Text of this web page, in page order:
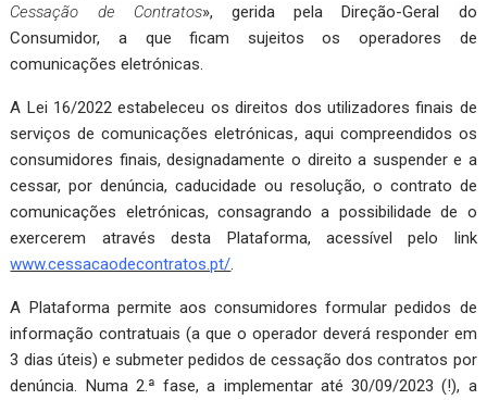
Cessação de Contratos», gerida pela Direção-Geral do
Consumidor, a que ficam sujeitos os operadores de
comunicações eletrónicas.
A Lei 16/2022 estabeleceu os direitos dos utilizadores finais de
serviços de comunicações eletrónicas, aqui compreendidos os
consumidores finais, designadamente o direito a suspender e a
cessar, por denúncia, caducidade ou resolução, o contrato de
comunicações eletrónicas, consagrando a possibilidade de o
exercerem através desta Plataforma, acessível pelo link
www.cessacaodecontratos.pt/
A Plataforma permite aos consumidores formular pedidos de
informação contratuais (a que o operador deverá responder em
3 dias úteis) e submeter pedidos de cessação dos contratos por
denúncia. Numa 2.ª fase, a implementar até 30/09/2023 (!), a